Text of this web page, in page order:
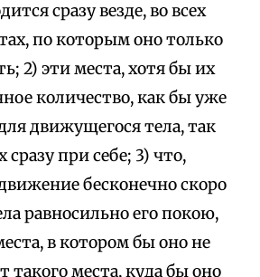
сразу везде, во всех
по которым оно только
2) эти места, хотя бы их
количество, как бы уже
движущегося тела, так
сразу при себе; 3) что,
бесконечно скоро
равносильно его покою,
в котором бы оно не
такого места, куда бы оно